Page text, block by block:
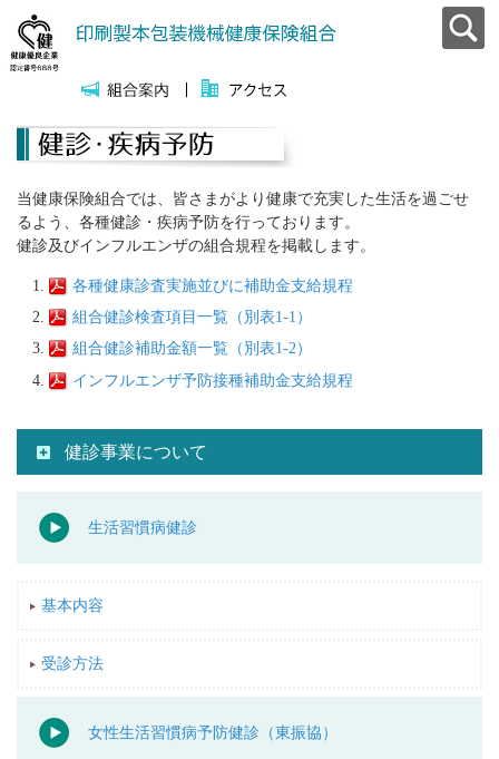
当健康保険組合では、皆さまがより健康で充実した生活を過ごせ
るよう、各種健診・疾病予防を行っております。
健診及びインフルエンザの組合規程を掲載します。
各種健康診査実施並びに補助金支給規程
組合健診検査項目一覧（別表1-1）
組合健診補助金額一覧（別表1-2）
インフルエンザ予防接種補助金支給規程
健診事業について
生活習慣病健診
基本内容
受診方法
女性生活習慣病予防健診（東振協）